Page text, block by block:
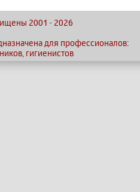
2001 - 2026
для профессионалов:
гигиенистов